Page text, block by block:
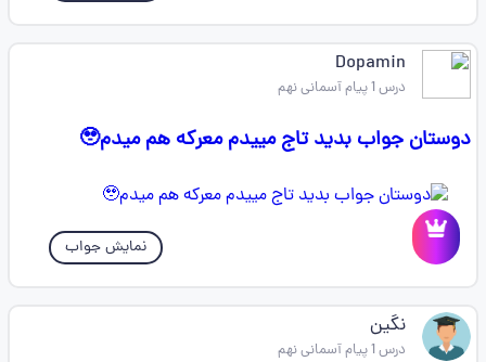
Dopamin
درس 1 پیام آسمانی نهم
دوستان جواب بدید تاج مییدم معرکه هم میدم🥹
نمایش جواب
نگین
درس 1 پیام آسمانی نهم